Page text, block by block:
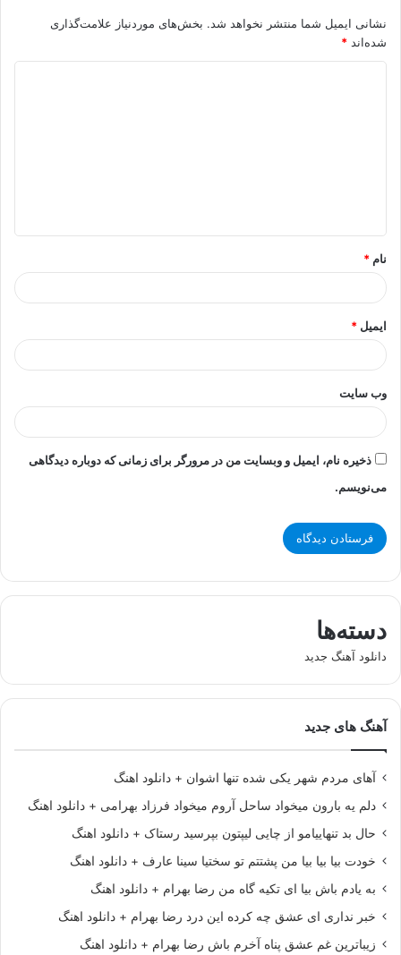
نشانی ایمیل شما منتشر نخواهد شد. بخش‌های موردنیاز علامت‌گذاری
شده‌اند *
*
نام *
ایمیل *
وب‌ سایت
ذخیره نام، ایمیل و وبسایت من در مرورگر برای زمانی که دوباره دیدگاهی
می‌نویسم.
دسته‌ها
دانلود آهنگ جدید
آهنگ های جدید
آهای مردم شهر یکی شده تنها اشوان + دانلود اهنگ
دلم یه بارون میخواد ساحل آروم میخواد فرزاد بهرامی + دانلود اهنگ
حال بد تنهاییامو از چایی لیپتون بپرسید رستاک + دانلود اهنگ
خودت بیا بیا بیا من پشتتم تو سختیا سینا عارف + دانلود اهنگ
به یادم باش بیا ای تکیه گاه من رضا بهرام + دانلود اهنگ
خبر نداری ای عشق چه کرده این درد رضا بهرام + دانلود اهنگ
زیباترین غم عشق پناه آخرم باش رضا بهرام + دانلود اهنگ